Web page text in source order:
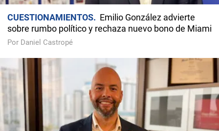
CUESTIONAMIENTOS
Emilio González advierte
sobre rumbo político y rechaza nuevo bono de Miami
Por Daniel Castropé